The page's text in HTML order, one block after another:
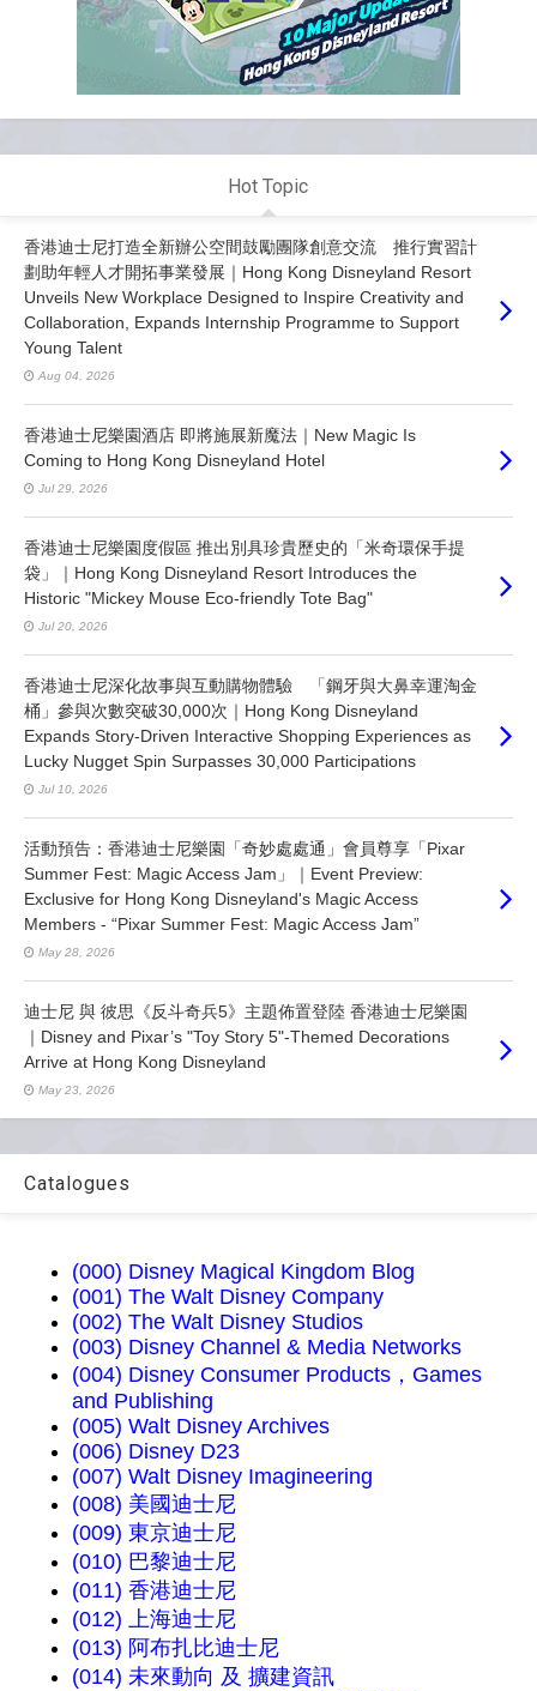
Hot Topic
香港迪士尼打造全新辦公空間鼓勵團隊創意交流 推行實習計
劃助年輕人才開拓事業發展｜Hong Kong Disneyland Resort
Unveils New Workplace Designed to Inspire Creativity and
Collaboration, Expands Internship Programme to Support
Young Talent
Aug 04, 2026
香港迪士尼樂園酒店 即將施展新魔法｜New Magic Is
Coming to Hong Kong Disneyland Hotel
Jul 29, 2026
香港迪士尼樂園度假區 推出別具珍貴歷史的「米奇環保手提
袋」｜Hong Kong Disneyland Resort Introduces the
Historic "Mickey Mouse Eco-friendly Tote Bag"
Jul 20, 2026
香港迪士尼深化故事與互動購物體驗 「鋼牙與大鼻幸運淘金
桶」參與次數突破30,000次｜Hong Kong Disneyland
Expands Story-Driven Interactive Shopping Experiences as
Lucky Nugget Spin Surpasses 30,000 Participations
Jul 10, 2026
活動預告：香港迪士尼樂園「奇妙處處通」會員尊享「Pixar
Summer Fest: Magic Access Jam」｜Event Preview:
Exclusive for Hong Kong Disneyland's Magic Access
Members - “Pixar Summer Fest: Magic Access Jam”
May 28, 2026
迪士尼 與 彼思《反斗奇兵5》主題佈置登陸 香港迪士尼樂園
｜Disney and Pixar’s "Toy Story 5"-Themed Decorations
Arrive at Hong Kong Disneyland
May 23, 2026
Catalogues
(000) Disney Magical Kingdom Blog
(001) The Walt Disney Company
(002) The Walt Disney Studios
(003) Disney Channel & Media Networks
(004) Disney Consumer Products，Games
and Publishing
(005) Walt Disney Archives
(006) Disney D23
(007) Walt Disney Imagineering
(008) 美國迪士尼
(009) 東京迪士尼
(010) 巴黎迪士尼
(011) 香港迪士尼
(012) 上海迪士尼
(013) 阿布扎比迪士尼
(014) 未來動向 及 擴建資訊